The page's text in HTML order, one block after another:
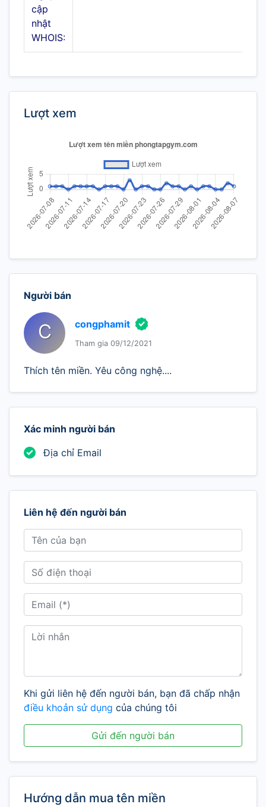
cập
nhật
WHOIS:
Lượt xem
Người bán
C congphamit
Tham gia 09/12/2021
Thích tên miền. Yêu công nghệ....
Xác minh người bán
Địa chỉ Email
Liên hệ đến người bán
Khi gửi liên hệ đến người bán, bạn đã chấp nhận
điều khoản sử dụng của chúng tôi
Gửi đến người bán
Hướng dẫn mua tên miền